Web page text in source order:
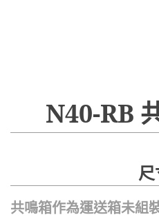
N40-RB
共鳴箱作為運送箱未組